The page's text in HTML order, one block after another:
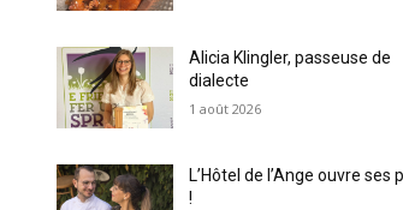
Alicia Klingler, passeuse de
dialecte
1 août 2026
L’Hôtel de l’Ange ouvre ses
!